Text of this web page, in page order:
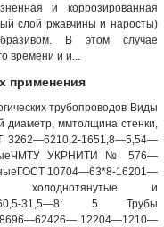
и коррозированная
слой ржавчины и наросты)
В этом случае
времени и и...
применения
трубопроводов Виды
ммтолщина стенки,
3262—6210,2-1651,8—5,54—
УКРНИТИ № 576—
10704—63*8-16201—
холоднотянутые и
31,5—8; 5 Трубы
8696—62426— 12204—1210—